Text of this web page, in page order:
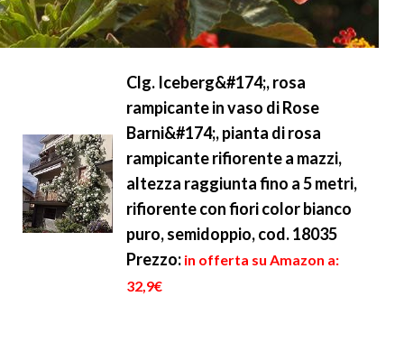
Clg. Iceberg&#174;, rosa
rampicante in vaso di Rose
Barni&#174;, pianta di rosa
rampicante rifiorente a mazzi,
altezza raggiunta fino a 5 metri,
rifiorente con fiori color bianco
puro, semidoppio, cod. 18035
Prezzo: in offerta su Amazon a:
32,9€